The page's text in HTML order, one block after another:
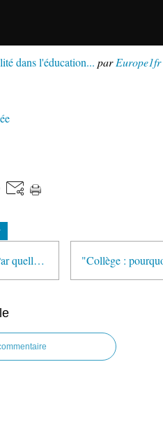
dans l'éducation... parEurope1fr
"Obin - Boissinot : Par quelle lorgnette regarder l'Ecole ?" (Café pédagogique)